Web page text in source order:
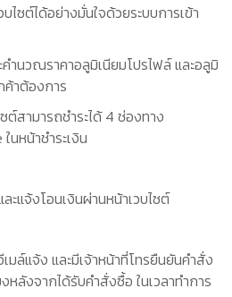
ซต์ได้อย่างมั่นใจด้วยระบบการเข้า
ำนวณราคาอลูมิเนียมโปรไฟล์ และอลูมิ
ค้าต้องการ
ต์สามารถชำระได้ 4 ช่องทาง
นหน้าชำระเงิน
ะแจ้งโอนเงินผ่านหน้าเวบไซต์
มล์แจ้ง และมีเจ้าหน้าที่โทรยืนยันคำสั่ง
หลังจากได้รับคำสั่งซื้อ ในเวลาทำการ